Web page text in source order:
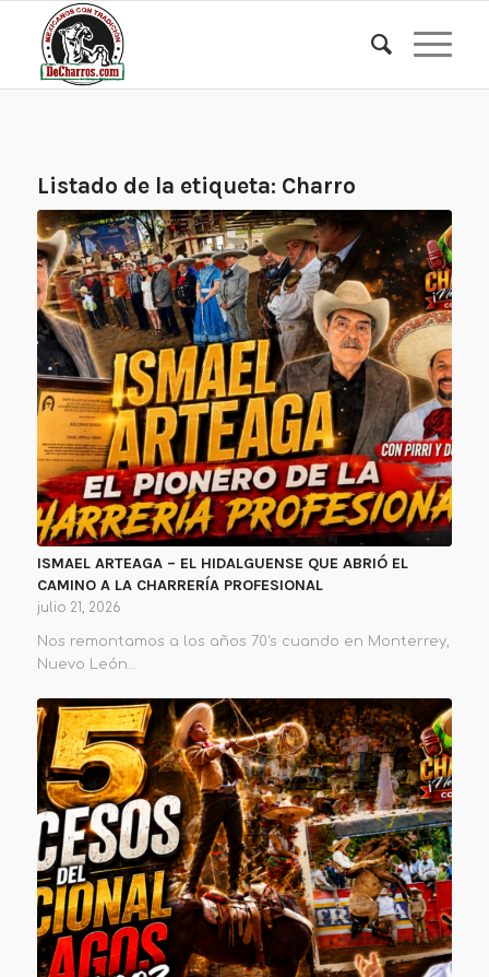
Listado de la etiqueta: Charro
ISMAEL ARTEAGA – EL HIDALGUENSE QUE ABRIÓ EL
CAMINO A LA CHARRERÍA PROFESIONAL
julio 21, 2026
Nos remontamos a los años 70's cuando en Monterrey,
Nuevo León…